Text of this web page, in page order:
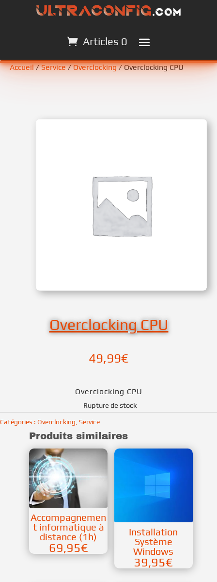
Articles 0
Articles 0
Accueil/Service/Overclocking/ Overclocking CPU
Overclocking CPU
49,99€
Overclocking CPU
Rupture de stock
Catégories : Overclocking Service
Produits similaires
Accompagnemen
t informatique à
distance (1h)
69,95€
Installation
Système
Windows
39,95€